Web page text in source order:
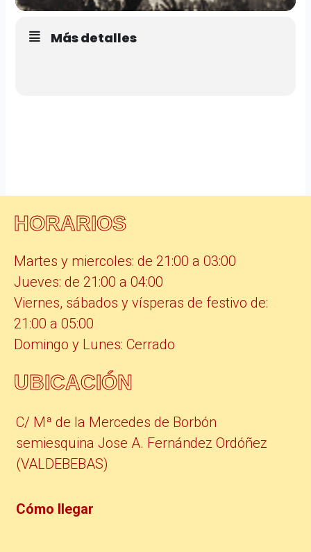
Más detalles
HORARIOS
Martes y miercoles: de 21:00 a 03:00
Jueves: de 21:00 a 04:00
Viernes, sábados y vísperas de festivo de:
21:00 a 05:00
Domingo y Lunes: Cerrado
UBICACIÓN
C/ Mª de la Mercedes de Borbón
semiesquina Jose A. Fernández Ordóñez
(VALDEBEBAS)
Cómo llegar